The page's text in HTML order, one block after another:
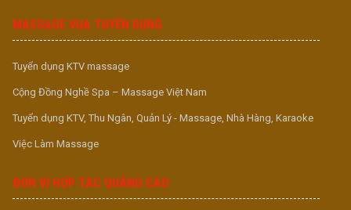
MASSAGE VUA TUYỂN DỤNG
Tuyển dụng KTV massage
Cộng Đồng Nghề Spa – Massage Việt Nam
Tuyển dụng KTV, Thu Ngân, Quản Lý - Massage, Nhà Hàng, Karaoke
Việc Làm Massage
ĐƠN VỊ HỢP TÁC QUẢNG CÁO